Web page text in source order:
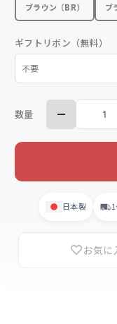
ブラウン（BR） ブ
ギフトリボン（無料）
数量
日本製
お気に